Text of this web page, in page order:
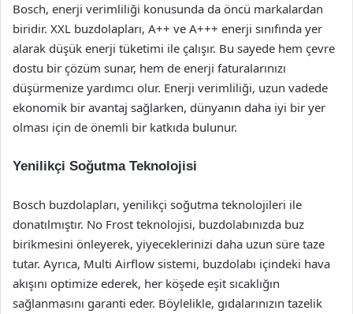
Bosch, enerji verimliliği konusunda da öncü markalardan
biridir. XXL buzdolapları, A++ ve A+++ enerji sınıfında yer
alarak düşük enerji tüketimi ile çalışır. Bu sayede hem çevre
dostu bir çözüm sunar, hem de enerji faturalarınızı
düşürmenize yardımcı olur. Enerji verimliliği, uzun vadede
ekonomik bir avantaj sağlarken, dünyanın daha iyi bir yer
olması için de önemli bir katkıda bulunur.
Yenilikçi Soğutma Teknolojisi
Bosch buzdolapları, yenilikçi soğutma teknolojileri ile
donatılmıştır. No Frost teknolojisi, buzdolabınızda buz
birikmesini önleyerek, yiyeceklerinizi daha uzun süre taze
tutar. Ayrıca, Multi Airflow sistemi, buzdolabı içindeki hava
akışını optimize ederek, her köşede eşit sıcaklığın
sağlanmasını garanti eder. Böylelikle, gıdalarınızın tazelik